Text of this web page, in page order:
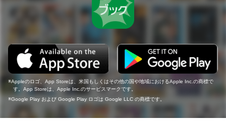
Appleのロゴ、App Storeは、米国もしくはその他の国や地域におけるApple Inc.の商標で
す。App Storeは、Apple Inc.のサービスマークです。
Google Play および Google Play ロゴは Google LLC の商標です。